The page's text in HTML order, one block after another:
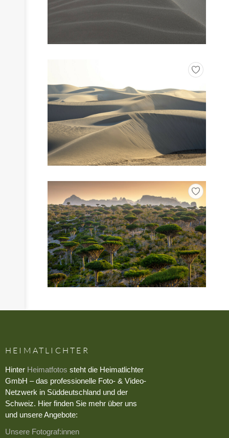
HEIMATLICHTER
Hinter Heimatfotos steht die Heimatlichter
GmbH – das professionelle Foto- & Video-
Netzwerk in Süddeutschland und der
Schweiz. Hier finden Sie mehr über uns
und unsere Angebote:
Unsere Fotograf:innen